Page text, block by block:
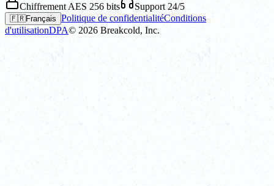
Chiffrement AES 256 bits Support 24/5
🇫🇷Français Politique de confidentialitéConditions
d'utilisationDPA© 2026 Breakcold, Inc.